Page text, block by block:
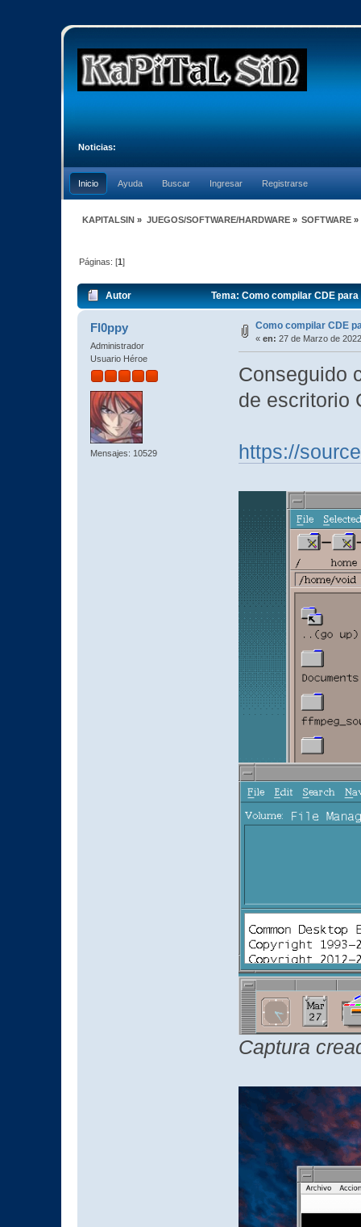
Noticias:
Inicio Ayuda Buscar Ingresar Registrarse
KAPITALSIN » JUEGOS/SOFTWARE/HARDWARE» SOFTWARE»
Páginas: [1]
Autor Tema: Como compilar CDE
Fl0ppy
Administrador
Usuario Héroe
Mensajes: 10529
Como compilar CDE
« en: 27 de Marzo de
Conseguido
de escritorio
https://
Captura